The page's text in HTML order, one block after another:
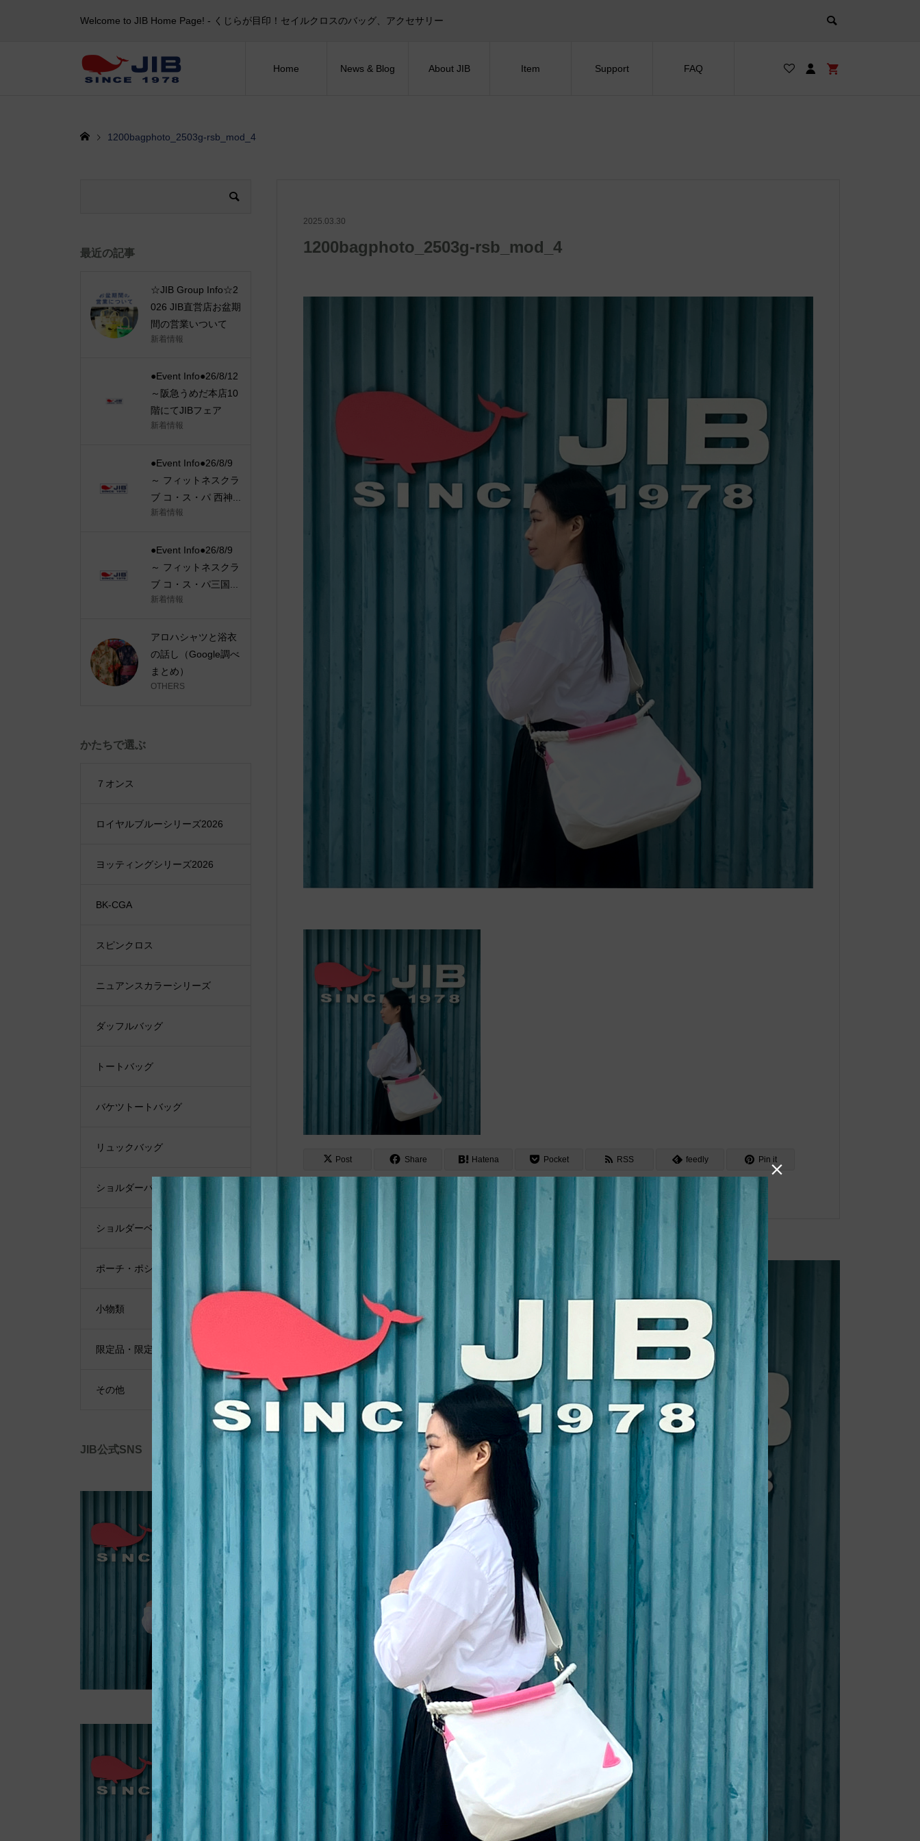
Welcome to JIB Home Page! ‐ くじらが目印！セイルクロスのバッグ、アクセサリー
Home News & Blog About JIB Item Support FAQ
1200bagphoto_2503g-rsb_mod_4
2025.03.30
1200bagphoto_2503g-rsb_mod_4
Post Share Hatena Pocket RSS feedly Pin it
最近の記事
☆JIB Group Info☆2
026 JIB直営店お盆期
間の営業いついて
新着情報
●Event Info●26/8/12
～阪急うめだ本店10
階にてJIBフェア
新着情報
●Event Info●26/8/9
～ フィットネスクラ
ブ コ・ス・パ 西神...
新着情報
●Event Info●26/8/9
～ フィットネスクラ
ブ コ・ス・パ三国...
新着情報
アロハシャツと浴衣
の話し（Google調べ
まとめ）
OTHERS
かたちで選ぶ
７オンス
ロイヤルブルーシリーズ2026
ヨッティングシリーズ2026
BK-CGA
スピンクロス
ニュアンスカラーシリーズ
ダッフルバッグ
トートバッグ
バケツトートバッグ
リュックバッグ
ショルダーバッグ
ショルダーベルト
ポーチ・ポシェット
小物類
限定品・限定カラー
その他
JIB公式SNS
